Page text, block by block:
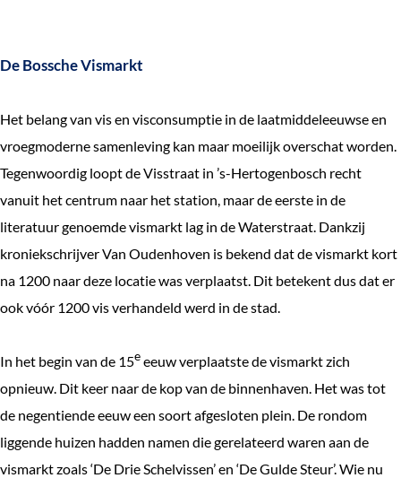
n
De Bossche Vismarkt
Het belang van vis en visconsumptie in de laatmiddeleeuwse en
vroegmoderne samenleving kan maar moeilijk overschat worden.
Tegenwoordig loopt de Visstraat in ’s-Hertogenbosch recht
vanuit het centrum naar het station, maar de eerste in de
literatuur genoemde vismarkt lag in de Waterstraat. Dankzij
kroniekschrijver Van Oudenhoven is bekend dat de vismarkt kort
na 1200 naar deze locatie was verplaatst. Dit betekent dus dat er
ook vóór 1200 vis verhandeld werd in de stad.
In het begin van de 15eeeuw verplaatste de vismarkt zich
opnieuw. Dit keer naar de kop van de binnenhaven. Het was tot
de negentiende eeuw een soort afgesloten plein. De rondom
liggende huizen hadden namen die gerelateerd waren aan de
vismarkt zoals ‘De Drie Schelvissen’ en ‘De Gulde Steur’. Wie nu